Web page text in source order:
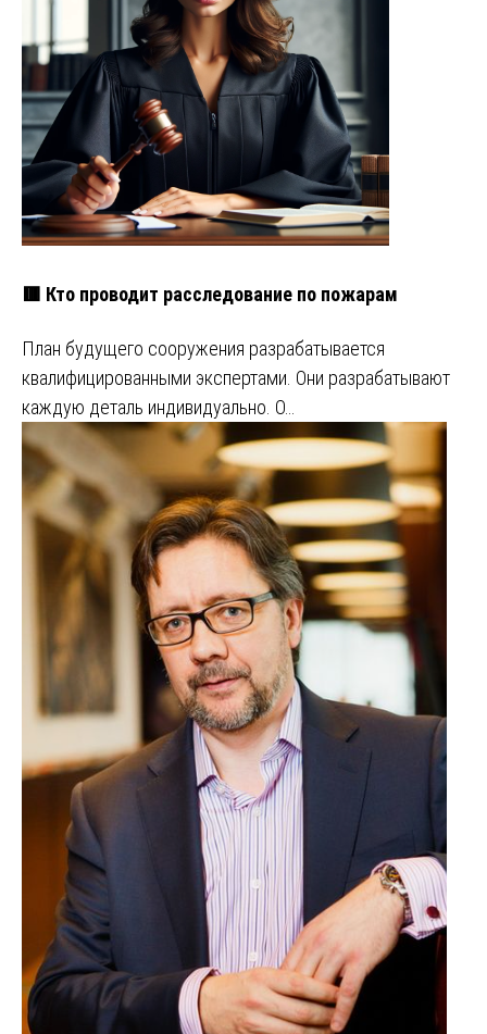
🟥 Кто проводит расследование по пожарам
План будущего сооружения разрабатывается
квалифицированными экспертами. Они разрабатывают
каждую деталь индивидуально. О…